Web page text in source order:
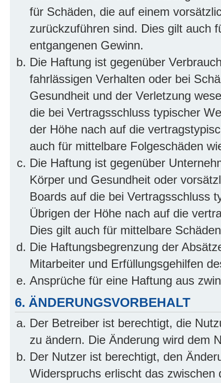
für Schäden, die auf einem
zurückzuführen sind. Dies gilt auch
entgangenen Gewinn.
Die Haftung ist gegenüber
fahrlässigen Verhalten oder bei
Gesundheit und der Verletzung
die bei Vertragsschluss typischer
der Höhe nach auf die
auch für mittelbare Folgeschäden
Die Haftung ist gegenüber
Körper und Gesundheit oder
Boards auf die bei Vertragsschluss
Übrigen der Höhe nach auf die
Dies gilt auch für mittelbare
Die Haftungsbegrenzung der
Mitarbeiter und Erfüllungsgehilfen
Ansprüche für eine Haftung aus
6. ÄNDERUNGSVORBEHALT
Der Betreiber ist berechtigt, die
zu ändern. Die Änderung wird dem
Der Nutzer ist berechtigt, den
Widerspruchs erlischt das